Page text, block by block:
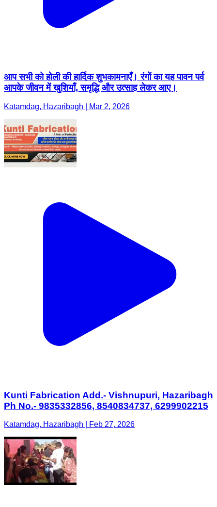
आप सभी को होली की हार्दिक शुभकामनाएँ। रंगों का यह पावन पर्व
आपके जीवन में खुशियाँ, समृद्धि और उत्साह लेकर आए।
Katamdag, Hazaribagh | Mar 2, 2026
Kunti Fabrication Add.- Vishnupuri, Hazaribagh
Ph No.- 9835332856, 8540834737, 6299902215
Katamdag, Hazaribagh | Feb 27, 2026